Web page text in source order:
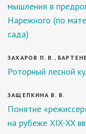
мышления в
Нарежного (по
сада)
ЗАХАРОВ П. В.,
Роторный лесной
ЗАЩЕПКИНА В. В.
Понятие
на рубеже XIX-XX